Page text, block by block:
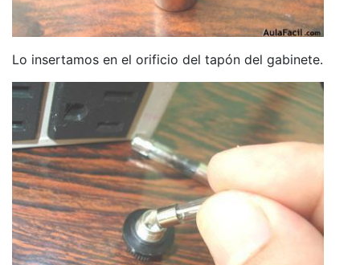
Lo insertamos en el orificio del tapón del gabinete.